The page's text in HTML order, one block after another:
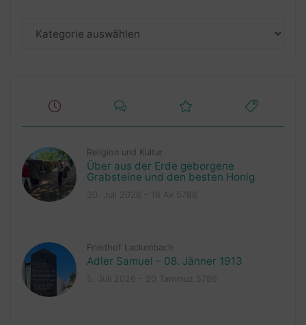
Religion und Kultur
Über aus der Erde geborgene
Grabsteine und den besten Honig
Friedhof Lackenbach
Adler Samuel – 08. Jänner 1913